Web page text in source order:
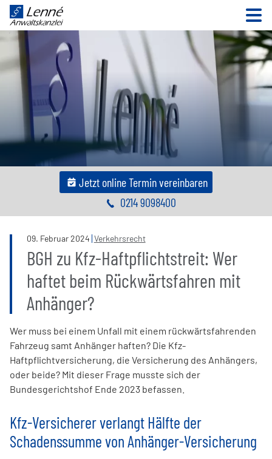
Jetzt online Termin vereinbaren
0214 9098400
09. Februar2024 Verkehrsrecht
BGH zu Kfz-Haftpflichtstreit: Wer
haftet beim Rückwärtsfahren mit
Anhänger?
Wer muss bei einem Unfall mit einem rückwärtsfahrenden
Fahrzeug samt Anhänger haften? Die Kfz-
Haftpflichtversicherung, die Versicherung des Anhängers,
oder beide? Mit dieser Frage musste sich der
Bundesgerichtshof Ende 2023 befassen.
Kfz-Versicherer verlangt Hälfte der
Schadenssumme von Anhänger-Versicherung